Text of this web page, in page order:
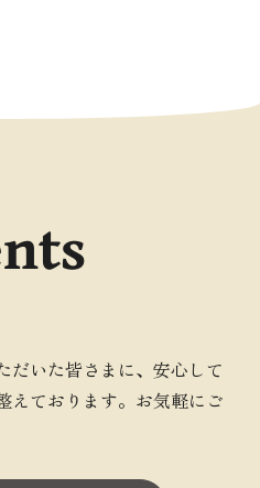
だいた皆さまに、安心して
えております。お気軽にご